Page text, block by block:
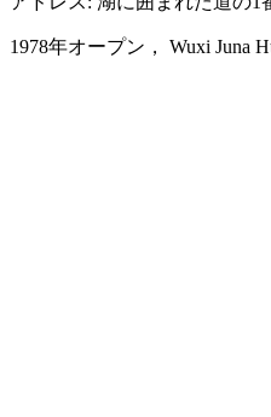
1978年オープン， Wuxi Juna